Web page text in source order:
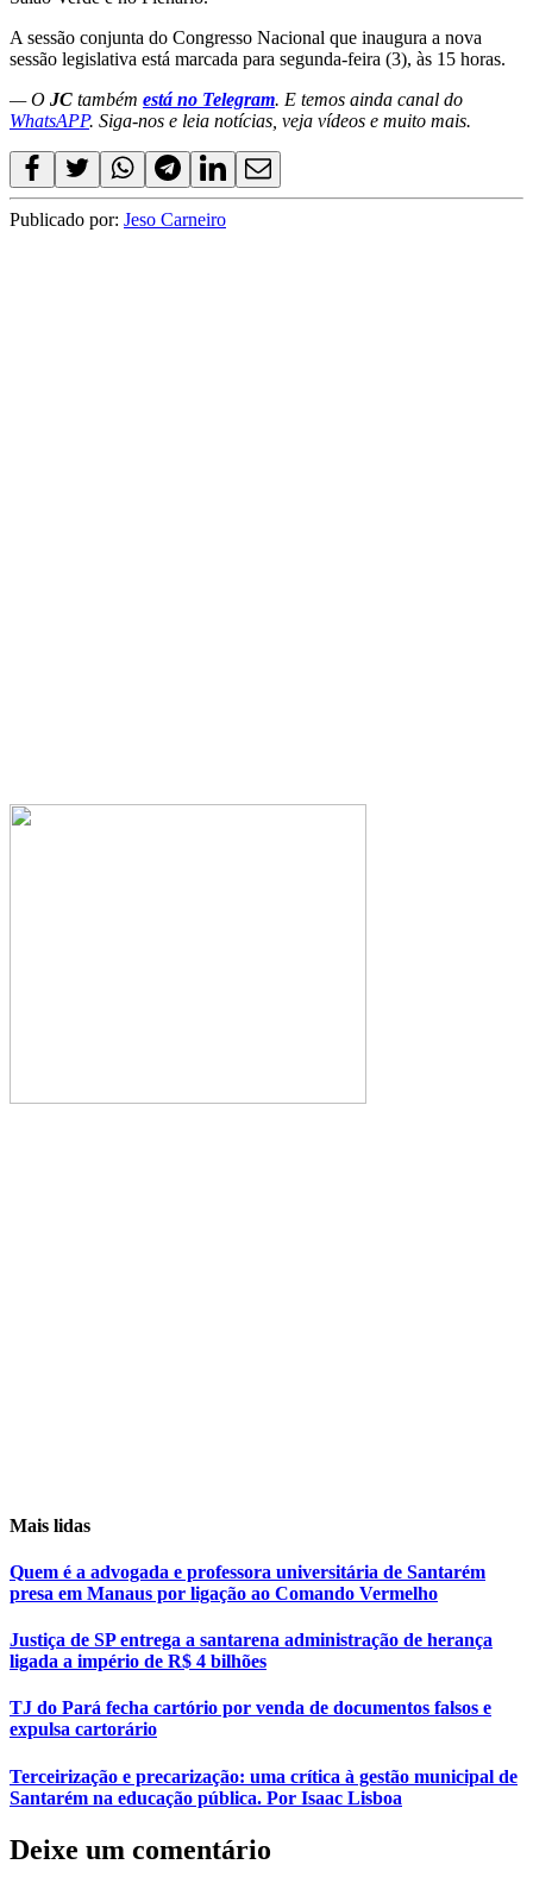
A sessão conjunta do Congresso Nacional que inaugura a nova
sessão legislativa está marcada para segunda-feira (3), às 15 horas.
— O JC também está no Telegram. E temos ainda canal do
WhatsAPP. Siga-nos e leia notícias, veja vídeos e muito mais.
Publicado por: Jeso Carneiro
Mais lidas
Quem é a advogada e professora universitária de Santarém
presa em Manaus por ligação ao Comando Vermelho
Justiça de SP entrega a santarena administração de herança
ligada a império de R$ 4 bilhões
TJ do Pará fecha cartório por venda de documentos falsos e
expulsa cartorário
Terceirização e precarização: uma crítica à gestão municipal de
Santarém na educação pública. Por Isaac Lisboa
Deixe um comentário